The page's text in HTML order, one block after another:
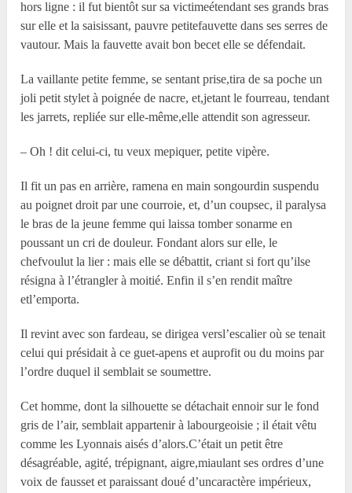
hors ligne : il fut bientôt sur sa victimeétendant ses grands bras
sur elle et la saisissant, pauvre petitefauvette dans ses serres de
vautour. Mais la fauvette avait bon becet elle se défendait.
La vaillante petite femme, se sentant prise,tira de sa poche un
joli petit stylet à poignée de nacre, et,jetant le fourreau, tendant
les jarrets, repliée sur elle-même,elle attendit son agresseur.
– Oh ! dit celui-ci, tu veux mepiquer, petite vipère.
Il fit un pas en arrière, ramena en main songourdin suspendu
au poignet droit par une courroie, et, d’un coupsec, il paralysa
le bras de la jeune femme qui laissa tomber sonarme en
poussant un cri de douleur. Fondant alors sur elle, le
chefvoulut la lier : mais elle se débattit, criant si fort qu’ilse
résigna à l’étrangler à moitié. Enfin il s’en rendit maître
etl’emporta.
Il revint avec son fardeau, se dirigea versl’escalier où se tenait
celui qui présidait à ce guet-apens et auprofit ou du moins par
l’ordre duquel il semblait se soumettre.
Cet homme, dont la silhouette se détachait ennoir sur le fond
gris de l’air, semblait appartenir à labourgeoisie ; il était vêtu
comme les Lyonnais aisés d’alors.C’était un petit être
désagréable, agité, trépignant, aigre,miaulant ses ordres d’une
voix de fausset et paraissant doué d’uncaractère impérieux,